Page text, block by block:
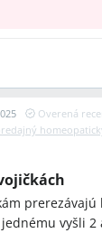
Overená
prerezávajú
vyšli